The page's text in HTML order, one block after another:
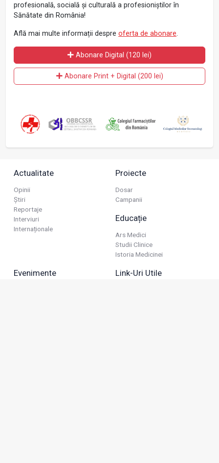
profesională, socială și culturală a profesioniștilor în
Sănătate din România!
Află mai multe informații despre oferta de abonare.
Abonare Digital (120 lei)
Abonare Print + Digital (200 lei)
Actualitate
Opinii
Știri
Reportaje
Interviuri
Internaționale
Proiecte
Dosar
Campanii
Educație
Ars Medici
Studii Clinice
Istoria Medicinei
Evenimente Link-Uri Utile